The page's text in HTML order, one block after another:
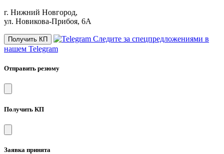
г. Нижний Новгород,
ул. Новикова-Прибоя, 6А
Получить КП
Следите за спецпредложениями в
нашем Telegram
Отправить резюму
Получить КП
Заявка принята